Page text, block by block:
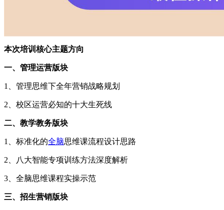
本次培训核心主题方向
一、管理运营版块
1、管理思维下全年营销战略规划
2、校区运营必知的十大生死线
二、教学教务版块
1、标准化的全脑思维课流程设计思路
2、八大智能专项训练方法深度解析
3、全脑思维课程实操示范
三、招生营销版块